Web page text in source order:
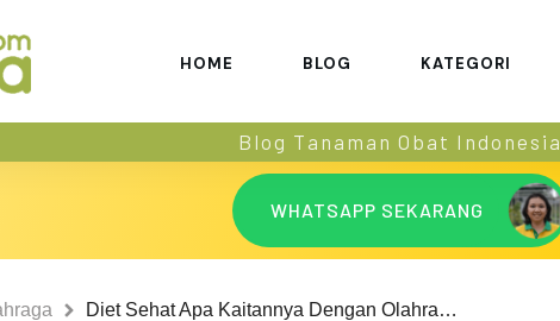
HOME BLOG KATEGORI
Blog Tanaman Obat Indonesia
WHATSAPP SEKARANG
Diet Sehat Apa Kaitannya Dengan Olahraga?